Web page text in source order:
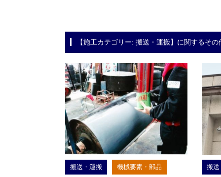
【施工カテゴリー: 搬送・運搬】に関するその
搬送・運搬 機械要素・部品 搬送